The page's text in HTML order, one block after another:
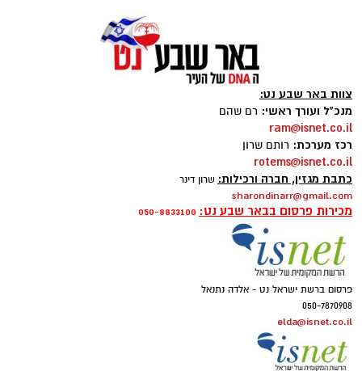
סיורי משפחות- צילום מיקה וולוב, אקואושן
במהלך הפעילות יכירו המשתתפים את הטבע
הייחודי של אזור שפך נחל אלכסנדר, את בעלי
החיים והצמחים המאפיינים אותו ואת המערכת
האקולוגית המקומית. בהמשך יגיעו למרכז החינוך
הימי "מגלים" של אקואושן, שם יוכלו להתבונן בדגם
חי של חוף סלעי בישראל ולהכיר מקרוב את בעלי
החיים הימיים החיים בו. במהלך הסיור ייחשפו גם
צוות באר שבע נט:
מנכ"ל ועורך ראשי: רם שהם
ram@isnet.co.il
רכז מערכת: רותם שרון
rotems@isnet.co.il
כתבת מגזין, חברה ורכילות: שרון דינר
sharondinarr@gmail.com
מכירות פרסום בבאר שבע נט: 050-8833100
פרסום ברשת ישראל נט - אלדה נתנאל
050-7870908
elda@isnet.co.il